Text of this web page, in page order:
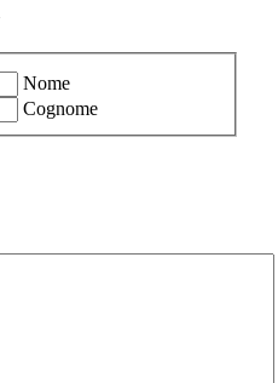
Nome
Cognome